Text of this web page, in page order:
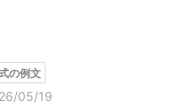
の例文
05/19